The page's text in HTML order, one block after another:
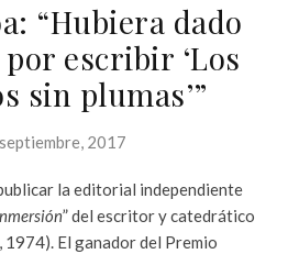
“Hubiera dado
escribir ‘Los
sin plumas’”
2017
la editorial independiente
” del escritor y catedrático
1974). El ganador del Premio